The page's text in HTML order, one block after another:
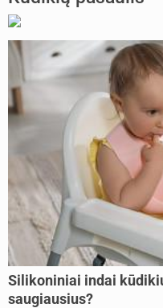
Silikoniniai indai
saugiausius?